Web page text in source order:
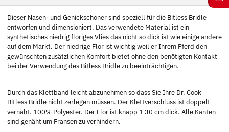
Dieser Nasen- und Genickschoner sind speziell für die Bitless Bridle
entworfen und dimensioniert. Das verwendete Material ist ein
synthetisches niedrig floriges Vlies das nicht so dick ist wie einige andere
auf dem Markt. Der niedrige Flor ist wichtig weil er Ihrem Pferd den
gewünschten zusätzlichen Komfort bietet ohne den benötigten Kontakt
bei der Verwendung des Bitless Bridle zu beeinträchtigen.
Durch das Klettband leicht abzunehmen so dass Sie Ihre Dr. Cook
Bitless Bridle nicht zerlegen müssen. Der Klettverschluss ist doppelt
vernäht. 100% Polyester. Der Flor ist knapp 1 30 cm dick. Alle Kanten
sind genäht um Fransen zu verhindern.